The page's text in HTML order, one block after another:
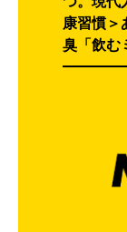
康習慣＞
臭「飲む